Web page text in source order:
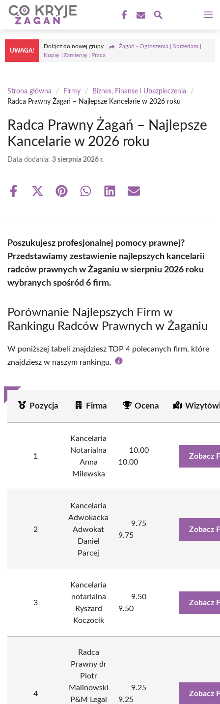
Przejdź
treści
UWAGA!
Dołącz do nowej grupy
Żagań - Ogłoszenia | Sprzedam |
Kupię | Zamienię | Praca
Strona główna / Firmy / Biznes, Finanse i Ubezpieczenia
/
Radca Prawny Żagań – Najlepsze Kancelarie w 2026 roku
Radca Prawny Żagań – Najlepsze
Kancelarie w 2026 roku
Data dodania: 3 sierpnia 2026 r.
Share
Share
(Twitter)
Share Share Share Share
Poszukujesz profesjonalnej pomocy prawnej?
Przedstawiamy zestawienie najlepszych kancelarii
radców prawnych w Żaganiu w sierpniu 2026 roku
wybranych spośród 6 firm.
Porównanie Najlepszych Firm w
Rankingu Radców Prawnych w Żaganiu
W poniższej tabeli znajdziesz TOP 4 polecanych firm, które
znajdziesz w naszym rankingu.
Pozycja Firma Ocena
1
Kancelaria
Notarialna
Anna
Milewska
10.00
10.00
Zobacz
2
Kancelaria
Adwokacka
Adwokat
Daniel
Parcej
9.75
9.75
Zobacz
3
Kancelaria
notarialna
Ryszard
Koczocik
9.50
9.50
Zobacz
4
Radca
Prawny dr
Piotr
Malinowski
P&M Legal
9.25
9.25
Zobacz